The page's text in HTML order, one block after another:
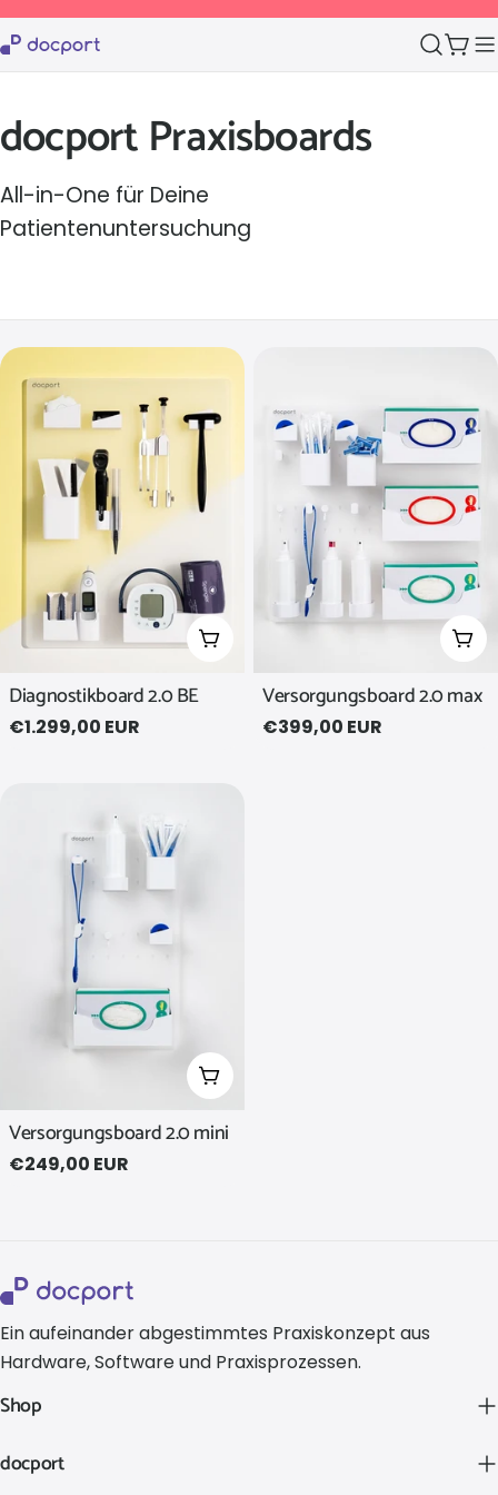
Zum
Inhalt
springen
S
a
m
l
u
docport Praxisboards
All-in-One für Deine
Patientenuntersuchung
In den Warenkorb legen
Diagnostikboard 2.0 BE
Regulärer
€1.299,00 EUR
In
Versorgungsboard 2.0 max
Regulärer
€399,00 EUR
In den Warenkorb legen
Versorgungsboard 2.0 mini
Regulärer
€249,00 EUR
Ein aufeinander abgestimmtes Praxiskonzept aus
Hardware, Software und Praxisprozessen.
Shop
docport